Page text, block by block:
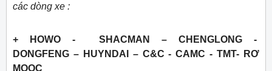
các dòng xe :
+ HOWO - SHACMAN – CHENGLONG -
DONGFENG – HUYNDAI – C&C - CAMC - TMT- RƠ
MOOC